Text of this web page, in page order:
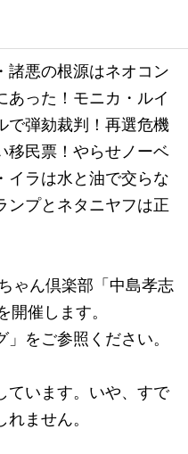
諸悪の根源はネオコン
あった！モニカ・ルイ
で弾劾裁判！再選危機
移民票！やらせノーベ
イラは水と油で交らな
ンプとネタニヤフは正
ゃん倶楽部「中島孝志
開催します。
をご参照ください。
ています。いや、すで
ません。